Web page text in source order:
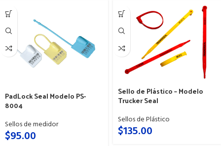
PadLock Seal Modelo PS-
8004
Sellos de medidor
$95.00
Sello de Plástico – Modelo
Trucker Seal
Sellos de Plástico
$135.00